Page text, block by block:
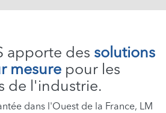
apporte des solutions
mesure pour les
de l'industrie.
dans l'Ouest de la France, LM